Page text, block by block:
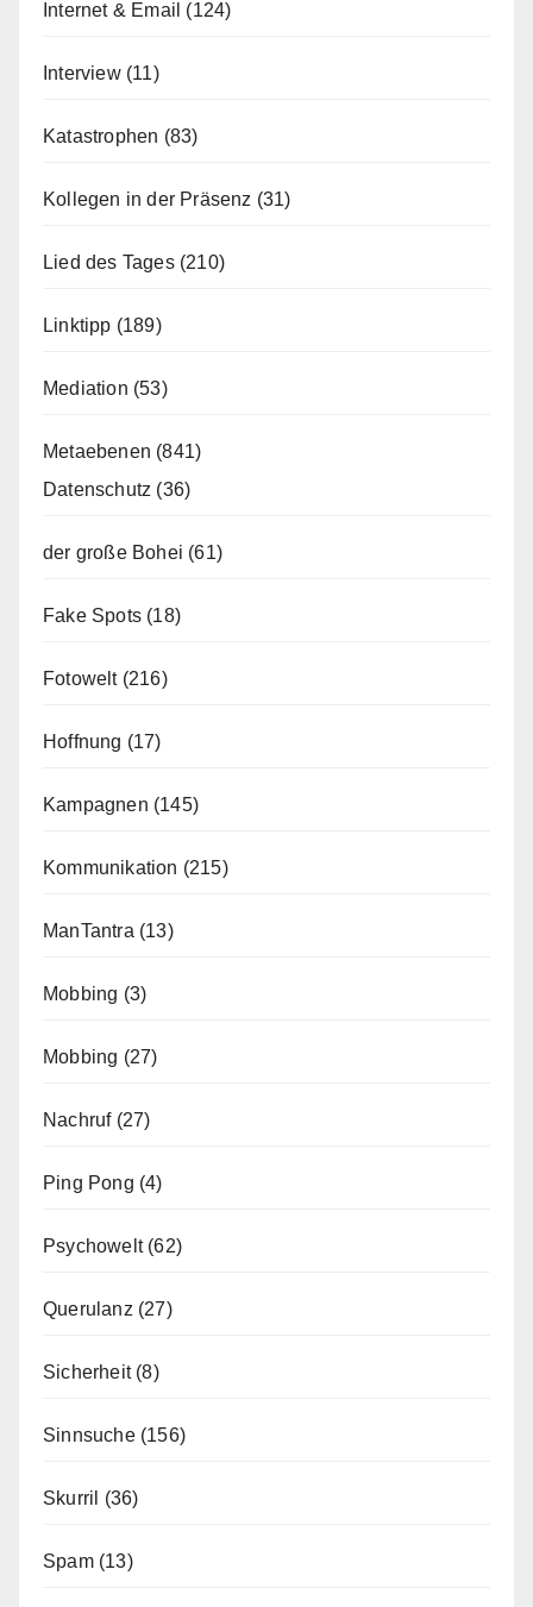
Internet & Email (124)
Interview(11)
Katastrophen (83)
Kollegen in der Präsenz (31)
Lied des Tages(210)
Linktipp (189)
Mediation (53)
Metaebenen (841)
Datenschutz (36)
der große Bohei (61)
Fake Spots (18)
Fotowelt(216)
Hoffnung (17)
Kampagnen (145)
Kommunikation (215)
ManTantra (13)
Mobbing (3)
Mobbing (27)
Nachruf(27)
Ping Pong (4)
Psychowelt(62)
Querulanz (27)
Sicherheit(8)
Sinnsuche(156)
Skurril (36)
Spam(13)